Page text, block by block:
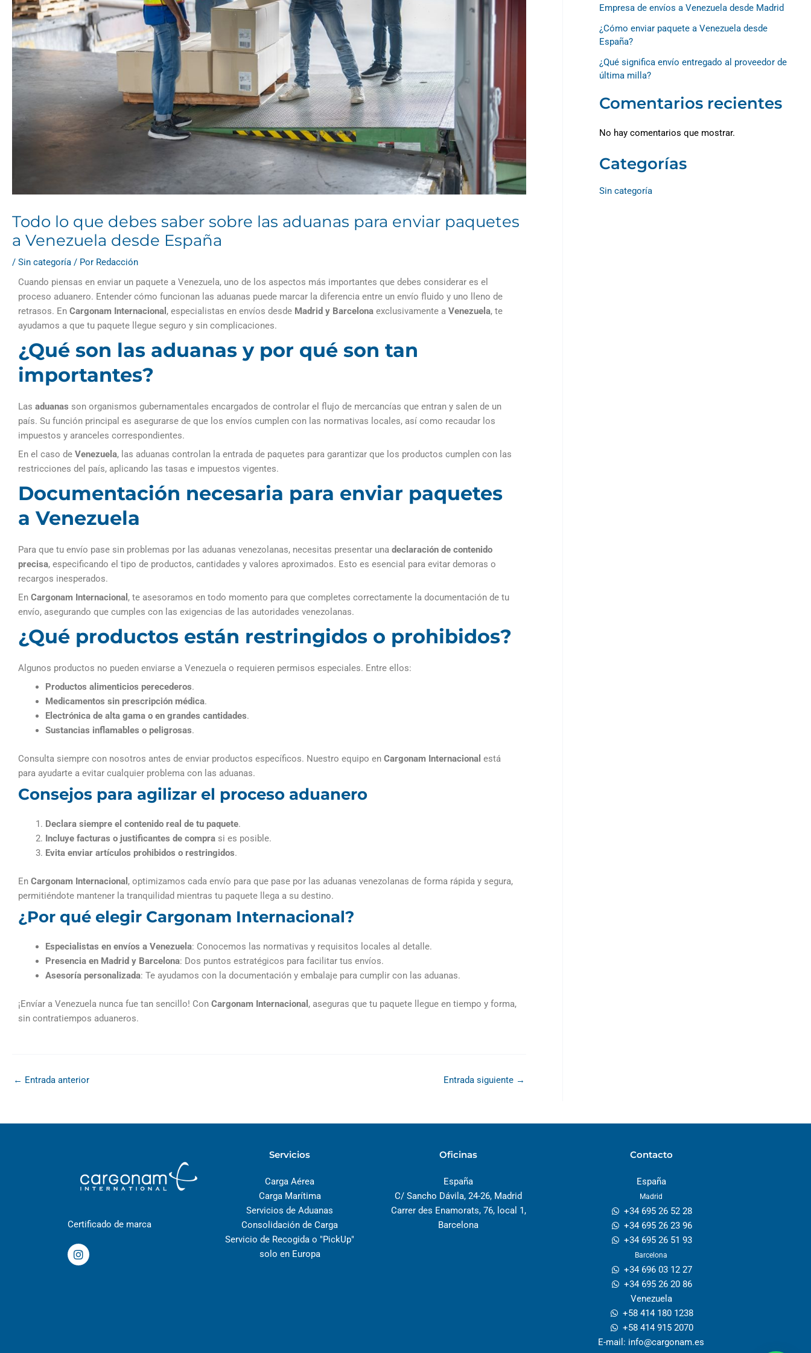
Todo lo que debes saber sobre las aduanas para enviar paquetes
a Venezuela desde España
/ Sin categoría / Por Redacción
Cuando piensas en enviar un paquete a Venezuela, uno de los aspectos más importantes que debes considerar es el
proceso aduanero. Entender cómo funcionan las aduanas puede marcar la diferencia entre un envío fluido y uno lleno de
retrasos. En Cargonam Internacional , especialistas en envíos desde Madrid y Barcelona exclusivamente a Venezuela, te
ayudamos a que tu paquete llegue seguro y sin complicaciones.
¿Qué son las aduanas y por qué son tan
importantes?
Las aduanas son organismos gubernamentales encargados de controlar el flujo de mercancías que entran y salen de un
país. Su función principal es asegurarse de que los envíos cumplen con las normativas locales, así como recaudar los
impuestos y aranceles correspondientes.
En el caso de Venezuela, las aduanas controlan la entrada de paquetes para garantizar que los productos cumplen con las
restricciones del país, aplicando las tasas e impuestos vigentes.
Documentación necesaria para enviar paquetes
a Venezuela
Para que tu envío pase sin problemas por las aduanas venezolanas, necesitas presentar una declaración de contenido
precisa, especificando el tipo de productos, cantidades y valores aproximados. Esto es esencial para evitar demoras o
recargos inesperados.
En Cargonam Internacional , te asesoramos en todo momento para que completes correctamente la documentación de tu
envío, asegurando que cumples con las exigencias de las autoridades venezolanas.
¿Qué productos están restringidos o prohibidos?
Algunos productos no pueden enviarse a Venezuela o requieren permisos especiales. Entre ellos:
Productos alimenticios perecederos.
Medicamentos sin prescripción médica.
Electrónica de alta gama o en grandes cantidades.
Sustancias inflamables o peligrosas.
Consulta siempre con nosotros antes de enviar productos específicos. Nuestro equipo en Cargonam Internacional está
para ayudarte a evitar cualquier problema con las aduanas.
Consejos para agilizar el proceso aduanero
Declara siempre el contenido real de tu paquete.
Incluye facturas o justificantes de compra si es posible.
Evita enviar artículos prohibidos o restringidos.
En Cargonam Internacional , optimizamos cada envío para que pase por las aduanas venezolanas de forma rápida y segura,
permitiéndote mantener la tranquilidad mientras tu paquete llega a su destino.
¿Por qué elegir Cargonam Internacional?
Especialistas en envíos a Venezuela: Conocemos las normativas y requisitos locales al detalle.
Presencia en Madrid y Barcelona: Dos puntos estratégicos para facilitar tus envíos.
Asesoría personalizada: Te ayudamos con la documentación y embalaje para cumplir con las aduanas.
¡Envíar a Venezuela nunca fue tan sencillo! Con Cargonam Internacional , aseguras que tu paquete llegue en tiempo y forma,
sin contratiempos aduaneros.
← Entrada anterior Entrada siguiente →
Empresa de envíos a Venezuela desde Madrid
¿Cómo enviar paquete a Venezuela desde
España?
¿Qué significa envío entregado al proveedor de
última milla?
Comentarios recientes
No hay comentarios que mostrar.
Categorías
Sin categoría
Certificado de marca
I
n
s
Servicios
Carga Aérea
Carga Marítima
Servicios de Aduanas
Consolidación de Carga
Servicio de Recogida o "PickUp"
solo en Europa
Oficinas
España
C/ Sancho Dávila, 24-26, Madrid
Carrer des Enamorats, 76, local 1,
Barcelona
Contacto
España
Madrid
+34 695 26 52 28
+34 695 26 23 96
+34 695 26 51 93
Barcelona
+34 696 03 12 27
+34 695 26 20 86
Venezuela
+58 414 180 1238
+58 414 915 2070
E-mail: info@cargonam.es